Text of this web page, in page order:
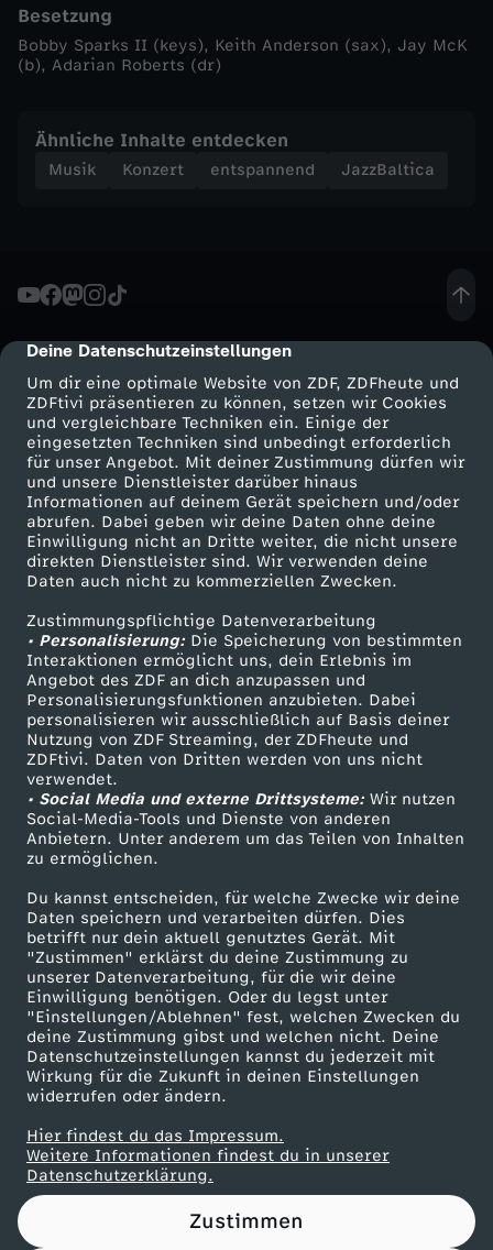
cmp-dialog-description
Deine Datenschutzeinstellungen
Um dir eine optimale Website von ZDF, ZDFheute und
ZDFtivi präsentieren zu können, setzen wir Cookies
und vergleichbare Techniken ein. Einige der
eingesetzten Techniken sind unbedingt erforderlich
für unser Angebot. Mit deiner Zustimmung dürfen wir
und unsere Dienstleister darüber hinaus
Informationen auf deinem Gerät speichern und/oder
abrufen. Dabei geben wir deine Daten ohne deine
Einwilligung nicht an Dritte weiter, die nicht unsere
direkten Dienstleister sind. Wir verwenden deine
Daten auch nicht zu kommerziellen Zwecken.
Zustimmungspflichtige Datenverarbeitung
• Personalisierung:Die Speicherung von bestimmten
Interaktionen ermöglicht uns, dein Erlebnis im
Angebot des ZDF an dich anzupassen und
Personalisierungsfunktionen anzubieten. Dabei
personalisieren wir ausschließlich auf Basis deiner
Nutzung von ZDF Streaming, der ZDFheute und
ZDFtivi. Daten von Dritten werden von uns nicht
verwendet.
• Social Media und externe Drittsysteme:Wir nutzen
Social-Media-Tools und Dienste von anderen
Anbietern. Unter anderem um das Teilen von Inhalten
zu ermöglichen.
Du kannst entscheiden, für welche Zwecke wir deine
Daten speichern und verarbeiten dürfen. Dies
betrifft nur dein aktuell genutztes Gerät. Mit
"Zustimmen" erklärst du deine Zustimmung zu
unserer Datenverarbeitung, für die wir deine
Einwilligung benötigen. Oder du legst unter
"Einstellungen/Ablehnen" fest, welchen Zwecken du
deine Zustimmung gibst und welchen nicht. Deine
Datenschutzeinstellungen kannst du jederzeit mit
Wirkung für die Zukunft in deinen Einstellungen
widerrufen oder ändern.
Hier findest du das Impressum.
Weitere Informationen findest du in unserer
Datenschutzerklärung.
Zustimmen
k
s
I
I
a
n
d
–
P
a
r
a
n
o
i
a
T
o
u
r
Besetzung
Bobby Sparks II (keys), Keith Anderson (sax), Jay McK
(b), Adarian Roberts (dr)
Ähnliche Inhalte entdecken
Musik Konzert entspannend JazzBaltica
Mehr ZDF
ZDF-Apps
Smart TV
ZDFtext
Livestreams
Sendungen A-Z
TV-Programm
Service
ZDFmitreden
Kontakt zum ZDF
Tickets
Zuschauerservice
Hilfe
ZDF Unternehmen
Karriere
ZDF goes Schule
Werbefernsehen
Mainzelmännchen
Partner